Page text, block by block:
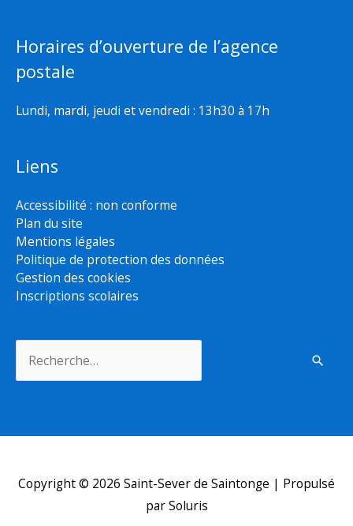
Horaires d’ouverture de l’agence
postale
Lundi, mardi, jeudi et vendredi : 13h30 à 17h
Liens
Accessibilité : non conforme
Plan du site
Mentions légales
Politique de protection des données
Gestion des cookies
Inscriptions scolaires
Copyright © 2026 Saint-Sever de Saintonge | Propulsé
par Soluris